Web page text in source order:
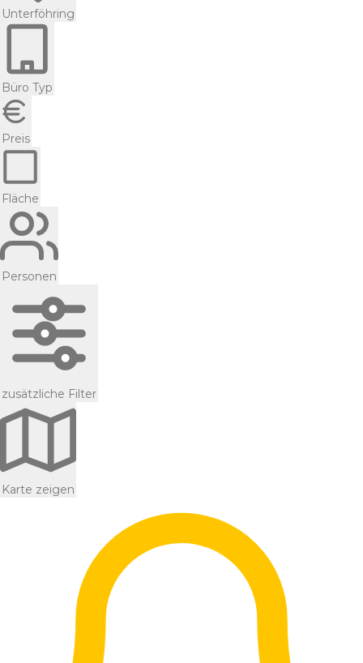
Unterföhring
Büro Typ
Preis
Fläche
Personen
zusätzliche Filter
Karte zeigen